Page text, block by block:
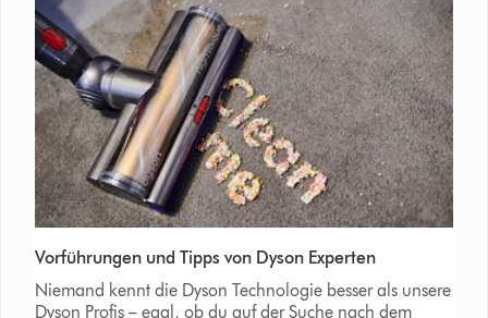
Vorführungen und Tipps von Dyson Experten
Niemand kennt die Dyson Technologie besser als unsere
Dyson Profis – egal, ob du auf der Suche nach dem